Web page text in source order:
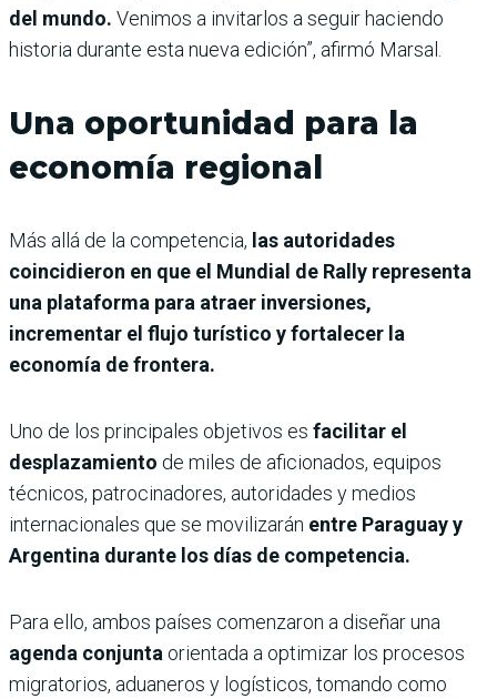
del mundo. Venimos a invitarlos a seguir haciendo
historia durante esta nueva edición”, afirmó Marsal.
Una oportunidad para la
economía regional
Más allá de la competencia, las autoridades
coincidieron en que el Mundial de Rally representa
una plataforma para atraer inversiones,
incrementar el flujo turístico y fortalecer la
economía de frontera.
Uno de los principales objetivos es facilitar el
desplazamiento de miles de aficionados, equipos
técnicos, patrocinadores, autoridades y medios
internacionales que se movilizarán entre Paraguay y
Argentina durante los días de competencia.
Para ello, ambos países comenzaron a diseñar una
agenda conjunta orientada a optimizar los procesos
migratorios, aduaneros y logísticos, tomando como